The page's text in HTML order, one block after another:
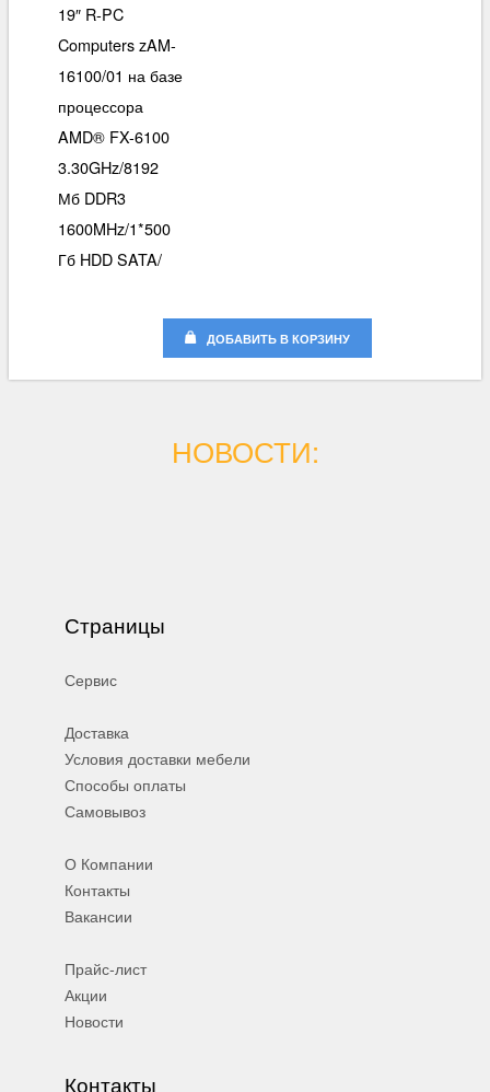
19″ R-PC
Computers zAM-
16100/01 на базе
процессора
AMD® FX-6100
3.30GHz/8192
Мб DDR3
1600MHz/1*500
Гб HDD SATA/
ДОБАВИТЬ В КОРЗИНУ
НОВОСТИ:
Страницы
Сервис
Доставка
Условия доставки мебели
Способы оплаты
Самовывоз
О Компании
Контакты
Вакансии
Прайс-лист
Акции
Новости
Контакты